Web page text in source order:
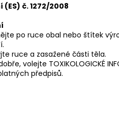
č. 1272/2008
po ruce obal nebo štítek
ruce a zasažené části těla.
volejte TOXIKOLOGICKÉ
předpisů.